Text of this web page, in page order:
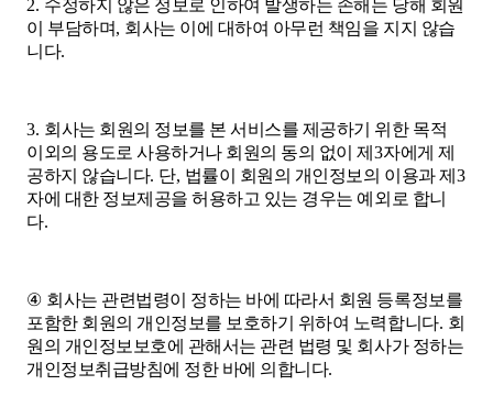
2. 수정하지 않은 정보로 인하여 발생하는 손해는 당해 회원
이 부담하며, 회사는 이에 대하여 아무런 책임을 지지 않습
니다.
3. 회사는 회원의 정보를 본 서비스를 제공하기 위한 목적
이외의 용도로 사용하거나 회원의 동의 없이 제 3자에게 제
공하지 않습니다. 단, 법률이 회원의 개인정보의 이용과 제 3
자에 대한 정보제공을 허용하고 있는 경우는 예외로 합니
다.
④ 회사는 관련법령이 정하는 바에 따라서 회원 등록정보를
포함한 회원의 개인정보를 보호하기 위하여 노력합니다. 회
원의 개인정보보호에 관해서는 관련 법령 및 회사가 정하는
개인정보취급방침에 정한 바에 의합니다.